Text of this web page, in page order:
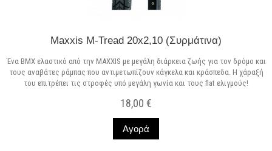
Maxxis M-Tread 20x2,10 (Συρμάτινα)
Ένα BMX ελαστικό από την MAXXIS με μεγάλη διάρκεια ζωής για τον δρόμο και
τους αναβάτες ράμπας που αντιμετωπίζουν κάγκελα και κράσπεδα. Η χάραξή
του επιτρέπει τις στροφές υπό μεγάλη γωνία και τους flat ελιγμούς!
18,00 €
Αγορά